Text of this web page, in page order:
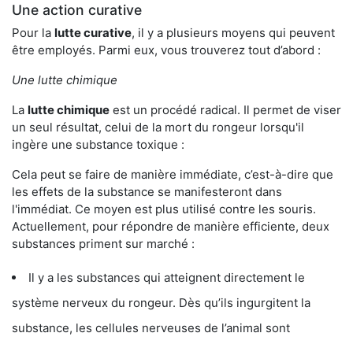
Une action curative
Pour la lutte curative, il y a plusieurs moyens qui peuvent
être employés. Parmi eux, vous trouverez tout d’abord :
Une lutte chimique
La lutte chimique est un procédé radical. Il permet de viser
un seul résultat, celui de la mort du rongeur lorsqu'il
ingère une substance toxique :
Cela peut se faire de manière immédiate, c’est-à-dire que
les effets de la substance se manifesteront dans
l'immédiat. Ce moyen est plus utilisé contre les souris.
Actuellement, pour répondre de manière efficiente, deux
substances priment sur marché :
Il y a les substances qui atteignent directement le
système nerveux du rongeur. Dès qu’ils ingurgitent la
substance, les cellules nerveuses de l’animal sont